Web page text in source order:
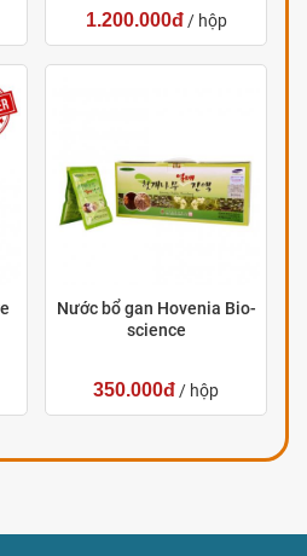
1.200.000đ/ hộp
Nước bổ gan Hovenia Bio-
science
350.000đ / hộp